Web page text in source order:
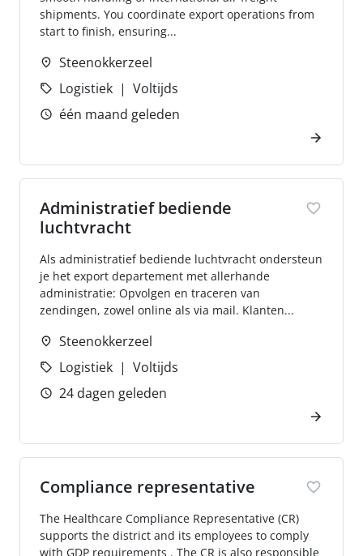
shipments. You coordinate export operations from
start to finish, ensuring...
Steenokkerzeel
Logistiek
Voltijds
één maand geleden
Administratief bediende
luchtvracht
Als administratief bediende luchtvracht ondersteun
je het export departement met allerhande
administratie: Opvolgen en traceren van
zendingen, zowel online als via mail. Klanten...
Steenokkerzeel
Logistiek
Voltijds
24 dagen geleden
Compliance representative
The Healthcare Compliance Representative (CR)
supports the district and its employees to comply
with GDP requirements . The CR is also responsible